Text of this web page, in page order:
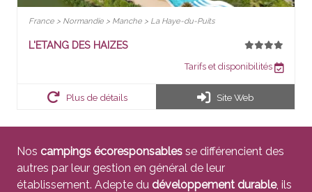
France > Normandie > Manche > La Haye-du-Puits
L'ETANG DES HAIZES
Tarifs et disponibilités
Plus de détails Site Web
Nos campings écoresponsables se différencient des
autres par leur gestion en général de leur
établissement. Adepte du développement durable, ils